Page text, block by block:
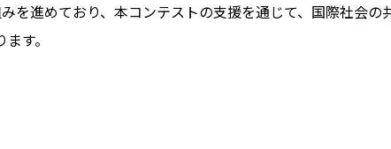
を進めており、本コンテストの支援を通じて、国際社会の
す。